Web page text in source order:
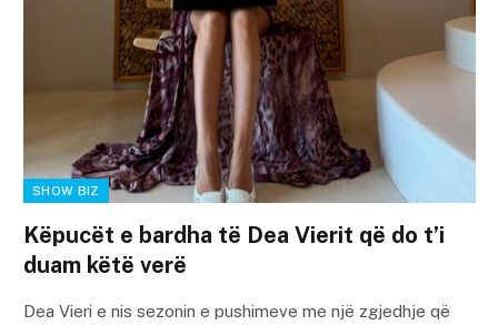
SHOW BIZ
Këpucët e bardha të Dea Vierit që do t’i
duam këtë verë
Dea Vieri e nis sezonin e pushimeve me një zgjedhje që